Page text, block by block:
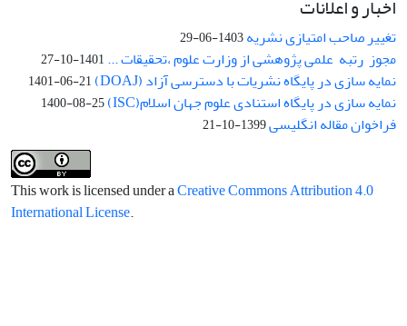
اخبار و اعلانات
تغییر صاحب امتیازی نشریه1403-06-29
مجوز رتبه علمی پژوهشی از وزارت علوم ،تحقیقات ...1401-10-27
نمایه سازی در پایگاه نشریات با دسترسی آزاد (DOAJ) 1401-06-21
نمایه سازی در پایگاه استنادی علوم جهان اسلام(ISC) 1400-08-25
فراخوان مقاله انگلیسی1399-10-21
This work is licensed under aCreative Commons Attribution 4.0
International License.